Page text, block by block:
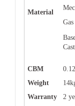
Material
CBM
0.12
Weight
Warranty
2